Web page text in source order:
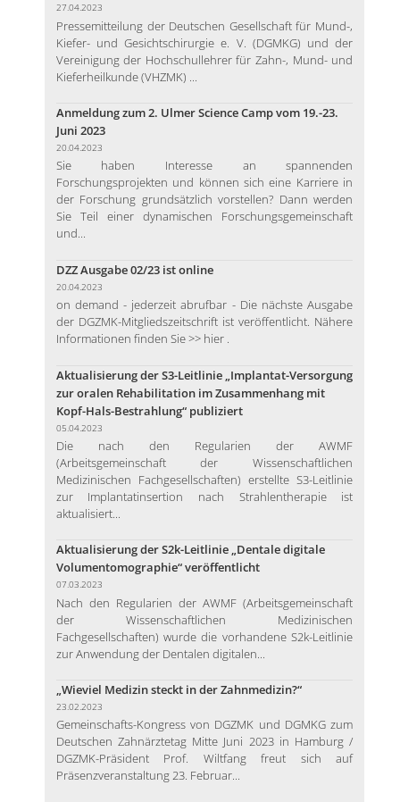
27.04.2023
Pressemitteilung der Deutschen Gesellschaft für Mund-,
Kiefer- und Gesichtschirurgie e. V. (DGMKG) und der
Vereinigung der Hochschullehrer für Zahn-, Mund- und
Kieferheilkunde (VHZMK) ...
Anmeldung zum 2. Ulmer Science Camp vom 19.-23.
Juni 2023
20.04.2023
Sie haben Interesse an spannenden
Forschungsprojekten und können sich eine Karriere in
der Forschung grundsätzlich vorstellen? Dann werden
Sie Teil einer dynamischen Forschungsgemeinschaft
und...
DZZ Ausgabe 02/23 ist online
20.04.2023
on demand - jederzeit abrufbar - Die nächste Ausgabe
der DGZMK-Mitgliedszeitschrift ist veröffentlicht. Nähere
Informationen finden Sie >> hier .
Aktualisierung der S3-Leitlinie „Implantat-Versorgung
zur oralen Rehabilitation im Zusammenhang mit
Kopf-Hals-Bestrahlung“ publiziert
05.04.2023
Die nach den Regularien der AWMF
(Arbeitsgemeinschaft der Wissenschaftlichen
Medizinischen Fachgesellschaften) erstellte S3-Leitlinie
zur Implantatinsertion nach Strahlentherapie ist
aktualisiert...
Aktualisierung der S2k-Leitlinie „Dentale digitale
Volumentomographie“ veröffentlicht
07.03.2023
Nach den Regularien der AWMF (Arbeitsgemeinschaft
der Wissenschaftlichen Medizinischen
Fachgesellschaften) wurde die vorhandene S2k-Leitlinie
zur Anwendung der Dentalen digitalen...
„Wieviel Medizin steckt in der Zahnmedizin?“
23.02.2023
Gemeinschafts-Kongress von DGZMK und DGMKG zum
Deutschen Zahnärztetag Mitte Juni 2023 in Hamburg /
DGZMK-Präsident Prof. Wiltfang freut sich auf
Präsenzveranstaltung 23. Februar...